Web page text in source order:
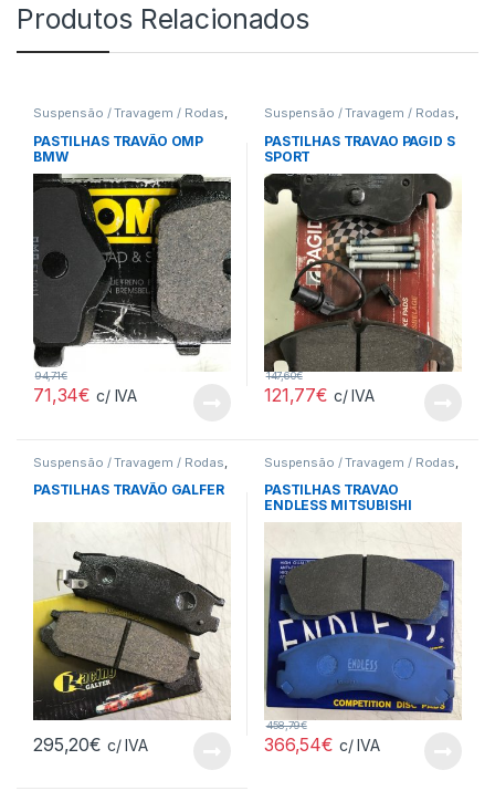
Produtos Relacionados
Suspensão / Travagem / Rodas,
PASTILHAS TRAVÃO OMP
BMW
71,34€
94,71€
c/ IVA
Suspensão / Travagem / Rodas,
PASTILHAS TRAVAO PAGID S
SPORT
121,77€
147,60€
c/ IVA
Suspensão / Travagem / Rodas
Pastilhas
PASTILHAS TRAVÃO GALFER
295,20€ c/ IVA
Suspensão / Travagem / Rodas
Pastilhas
PASTILHAS TRAVAO
ENDLESS MITSUBISHI
366,54€
458,79€
c/ IVA